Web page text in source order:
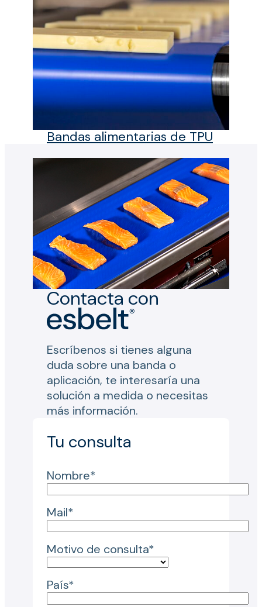
Bandas alimentarias de TPU
Contacta con
Escríbenos si tienes alguna
duda sobre una banda o
aplicación, te interesaría una
solución a medida o necesitas
más información.
Tu consulta
Nombre*
Mail*
Motivo de consulta*
País*